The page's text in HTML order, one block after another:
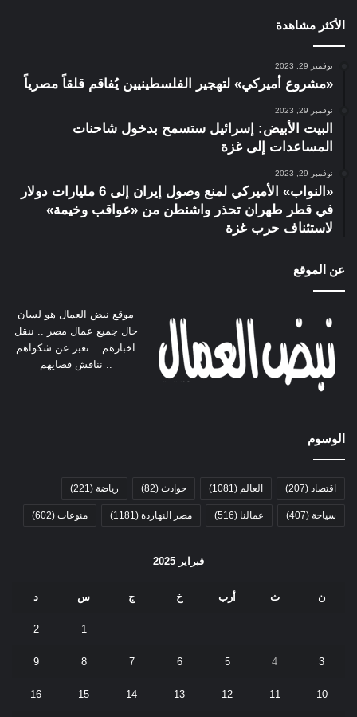
الأكثر مشاهدة
نوفمبر 29, 2023
«مشروع أميركي» لتهجير الفلسطينيين يُفاقم قلقاً مصرياً
نوفمبر 29, 2023
البيت الأبيض: إسرائيل ستسمح بدخول شاحنات
المساعدات إلى غزة
نوفمبر 29, 2023
«النواب» الأميركي لمنع وصول إيران إلى 6 مليارات دولار
في قطر طهران تحذر واشنطن من «عواقب وخيمة»
لاستئناف حرب غزة
عن الموقع
موقع نبض العمال هو لسان
حال جميع عمال مصر .. ننقل
اخبارهم .. نعبر عن شكواهم
.. نناقش قضايهم
الوسوم
اقتصاد (207) العالم (1081) حوادث (82) رياضة (221)
سياحة (407) عمالنا (516) مصر النهاردة (1181) منوعات (602)
فبراير 2025
ن ث أرب خ ج س د
1
2
3
4
5
6
7
8
9
10
11
12
13
14
15
16